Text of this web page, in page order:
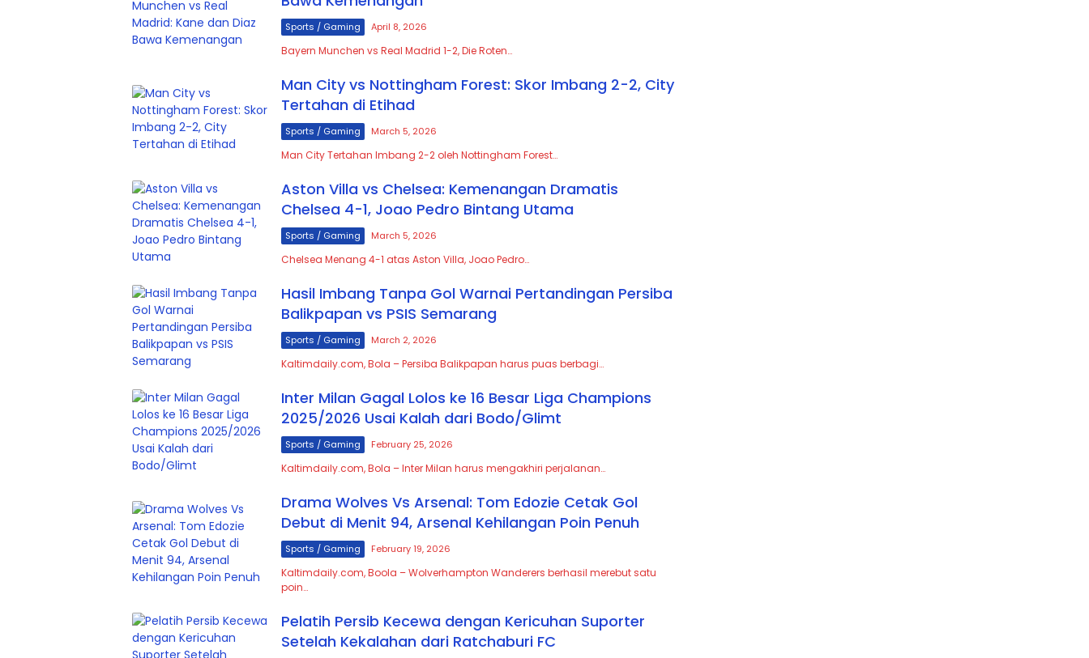
Sports / Gaming April 8, 2026
Bayern Munchen vs Real Madrid 1-2, Die Roten…
Man City vs Nottingham Forest: Skor Imbang 2-2, City
Tertahan di Etihad
Sports / Gaming March 5, 2026
Man City Tertahan Imbang 2-2 oleh Nottingham Forest…
Aston Villa vs Chelsea: Kemenangan Dramatis
Chelsea 4-1, Joao Pedro Bintang Utama
Sports / Gaming March 5, 2026
Chelsea Menang 4-1 atas Aston Villa, Joao Pedro…
Hasil Imbang Tanpa Gol Warnai Pertandingan Persiba
Balikpapan vs PSIS Semarang
Sports / Gaming March 2, 2026
Kaltimdaily.com, Bola – Persiba Balikpapan harus puas berbagi…
Inter Milan Gagal Lolos ke 16 Besar Liga Champions
2025/2026 Usai Kalah dari Bodo/Glimt
Sports / Gaming February 25, 2026
Kaltimdaily.com, Bola – Inter Milan harus mengakhiri perjalanan…
Drama Wolves Vs Arsenal: Tom Edozie Cetak Gol
Debut di Menit 94, Arsenal Kehilangan Poin Penuh
Sports / Gaming February 19, 2026
Kaltimdaily.com, Boola – Wolverhampton Wanderers berhasil merebut satu
poin…
Pelatih Persib Kecewa dengan Kericuhan Suporter
Setelah Kekalahan dari Ratchaburi FC